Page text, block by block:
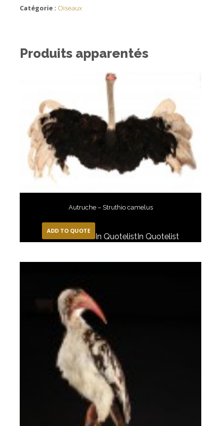
Catégorie : Oiseaux
Produits apparentés
Autruche – Struthio camelus
ADD TO QUOTE
In QuotelistIn Quotelist